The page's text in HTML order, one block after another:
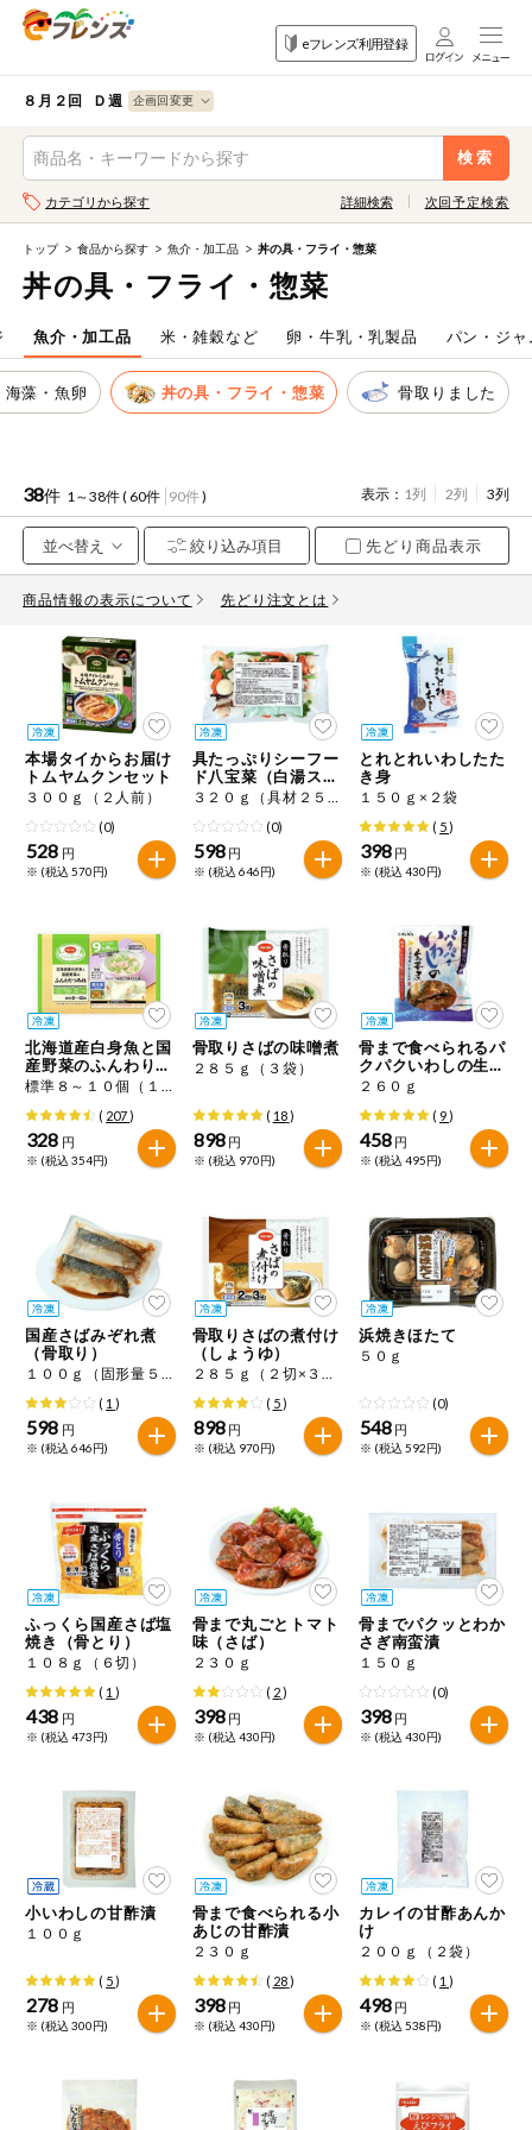
eフレンズ利用登録
ログイン
生協加入はこちら
登録から開始まで
注文番号注文
お気に入り注文
注文履歴注文
WEBカタログ
先着限定から探す
人気カテゴリ
食品から探す
家庭用品から探す
目的から探す
生協独自
自動注文システム登録
自動注文システム登録を確認する
自動注文システム登録を修正する
くらしの定番品（毎週企画）
専門ショップサイト
パルコープ・よどがわ生協のサービス
パルコープ・よどがわ生協の情報サイト
ご利用ガイド
アプリのダウンロード
PC版サイトを表示
テキスト注文サイトを表示
お問い合わせ
８月２回 Ｄ週
検索
食品
から探す
目的
から探す
果物
野菜
肉・ハム・ソ
ーセージ
魚介・加工品
米・雑穀など
パン・ジャム
豆腐・納豆・
こんにゃく
冷蔵おかず
冷凍食品
ミールキット
など
麺類
レトルト・缶
詰・瓶詰
調味料・だ
し・油・ルー
おやつ
飲料
酒・ノンアル
コール
切り花・仏花
ティッシュ・
トイレットペ
ーパー
衛生・生理用
品
洗濯・バス・
トイレ用品
住居・生活用
品
コスメ＆ボデ
ィケア
衣料品
趣味・娯楽
先着限定企画
スマート・ワ
ン注文
果物すべて
カテゴリから探す 詳細検索
検索条件を指定してください。全項目に条件を指定しなくて
も検索できます。
キーワード
キーワードをすべて含む
メーカー名
カテゴリ
特価情報
アレルゲン情報
特定原材料と特定原材料に準ずるものが含まれていない商品
を検索できます。
小麦 卵
落花生 えび かに くるみ
特定原材料に準ずるもの
アーモンド あわび いか
カシューナッツ
キウイフルーツ 牛肉 ごま
さけ さば ゼラチン 大豆
鶏肉 バナナ
マカダミアナッツ やまいも
アレルゲン情報は、商品企画時の情報のため、ご使用前には
必ず商品パッケージの表示をご確認ください。
特定原材料に準ずるものは、お取引先から情報提供のあった
範囲でのお知らせです。
次回予定検索
トップ 食品から探す 魚介・加工品 丼の具・フライ・惣菜
丼の具・フライ・惣菜
魚介・加工品 米・雑穀など 卵・牛乳・乳製品 パン・ジャ
海藻・魚卵 丼の具・フライ・惣菜 骨取りました
38件 1～38件 ( 60件 90件) 表示： 1列 2列 3列
先どり商品表示
商品情報の表示について 先どり注文とは
本場タイからお届け
トムヤムクンセット
３００ｇ（２人前）
(0)
528 円
※ (税込 570円)
具たっぷりシーフー
ド八宝菜（白湯スー
プ味）
３２０ｇ（具材２５０ｇ、添付たれ７０ｇ）
(0)
598 円
※ (税込 646円)
とれとれいわしたた
き身
１５０ｇ×２袋
( 5)
398 円
※ (税込 430円)
北海道産白身魚と国
産野菜のふんわりつ
みれ
標準８～１０個（１４０ｇ）
( 207)
328 円
※ (税込 354円)
骨取りさばの味噌煮
２８５ｇ（３袋）
( 18)
898 円
※ (税込 970円)
骨まで食べられるパ
クパクいわしの生姜
煮
２６０ｇ
( 9)
458 円
※ (税込 495円)
国産さばみぞれ煮
（骨取り）
１００ｇ（固形量５５ｇ）×２
( 1 )
598 円
※ (税込 646円)
骨取りさばの煮付け
（しょうゆ）
２８５ｇ（２切×３袋）
( 5)
898 円
※ (税込 970円)
浜焼きほたて
５０ｇ
(0)
548 円
※ (税込 592円)
ふっくら国産さば塩
焼き（骨とり）
１０８ｇ（６切）
( 1 )
438 円
※ (税込 473円)
骨まで丸ごとトマト
味（さば）
２３０ｇ
( 2)
398 円
※ (税込 430円)
骨までパクッとわか
さぎ南蛮漬
１５０ｇ
(0)
398 円
※ (税込 430円)
小いわしの甘酢漬
１００ｇ
( 5)
278 円
※ (税込 300円)
骨まで食べられる小
あじの甘酢漬
２３０ｇ
( 28)
398 円
※ (税込 430円)
カレイの甘酢あんか
け
２００ｇ（２袋）
( 1 )
498 円
※ (税込 538円)